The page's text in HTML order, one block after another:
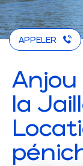
APPELER
la